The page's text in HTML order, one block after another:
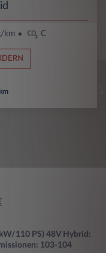
km C
110 PS) 48V Hybrid:
103-104